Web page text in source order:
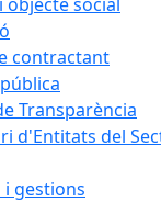
contractant
Transparència
d'Entitats del
i gestions